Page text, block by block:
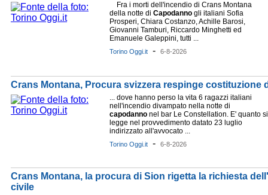
Fra i morti dell'incendio di Crans Montana
della notte di Capodanno gli italiani Sofia
Prosperi, Chiara Costanzo, Achille Barosi,
Giovanni Tamburi, Riccardo Minghetti ed
Emanuele Galeppini, tutti ...
Torino Oggi.it - 6-8-2026
Crans Montana, Procura svizzera respinge costituzione
... dove hanno perso la vita 6 ragazzi italiani
nell'incendio divampato nella notte di
capodanno nel bar Le Constellation. E' quanto si
legge nel provvedimento datato 23 luglio
indirizzato all'avvocato ...
Torino Oggi.it - 6-8-2026
Crans Montana, la procura di Sion rigetta la richiesta
civile